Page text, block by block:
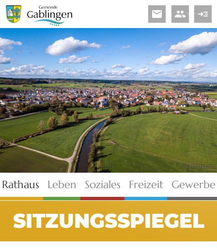
read_more
people
email
© elmar.pics
Rathaus Leben Soziales Freizeit Gewerbe
SITZUNGSSPIEGEL